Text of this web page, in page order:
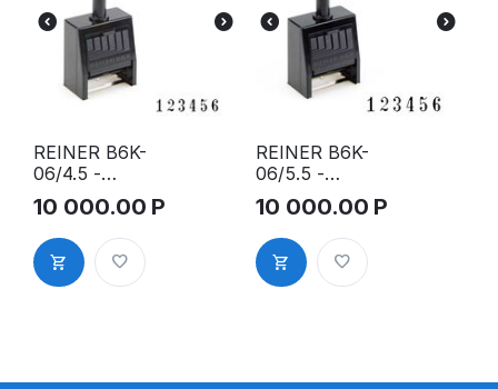
REINER B6K-
06/4.5 -
Автоматиче
ский 6-
разрядный
нумератор в
пластмассо
10 000.00 Р
REINER B6K-
06/5.5 -
Автоматиче
ский 6-
разрядный
нумератор в
пластмассо
10 000.00 Р